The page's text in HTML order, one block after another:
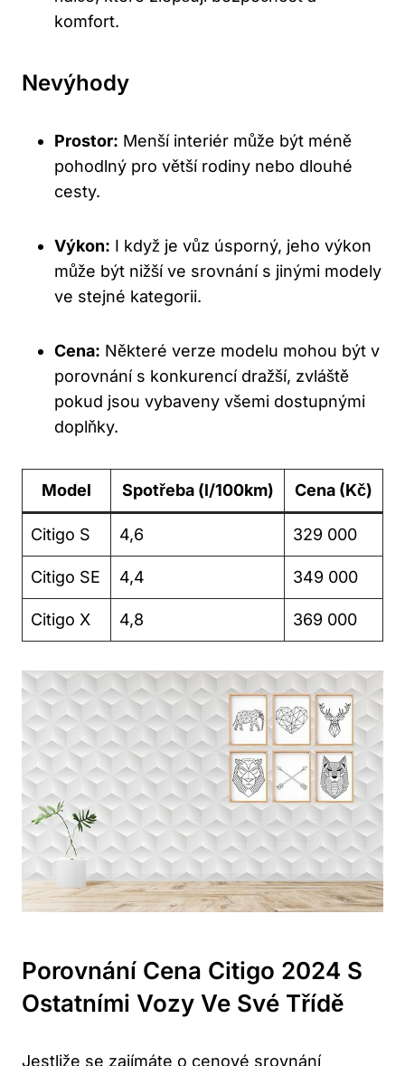
komfort.
Nevýhody
Prostor: Menší interiér může být méně
pohodlný pro větší rodiny nebo dlouhé
cesty.
Výkon: I když je vůz úsporný, jeho výkon
může být nižší ve srovnání s jinými modely
ve stejné kategorii.
Cena: Některé verze modelu mohou být v
porovnání s konkurencí dražší, zvláště
pokud jsou vybaveny všemi dostupnými
doplňky.
Model Spotřeba (l/100km) Cena (Kč)
Citigo S 4,6 329 000
Citigo SE 4,4 349 000
Citigo X 4,8 369 000
Porovnání Cena Citigo 2024 S
Ostatními Vozy Ve Své Třídě
Jestliže se zajímáte o cenové srovnání